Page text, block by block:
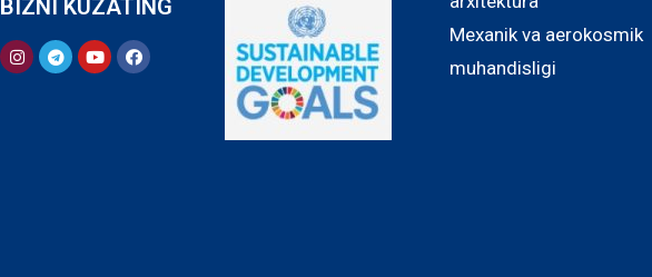
BIZNI KUZATING
Mexanik va aerokosmik
muhandisligi